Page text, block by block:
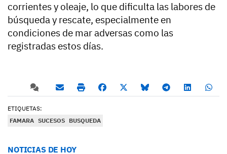
corrientes y oleaje, lo que dificulta las labores de
búsqueda y rescate, especialmente en
condiciones de mar adversas como las
registradas estos días.
ETIQUETAS:
FAMARA SUCESOS BUSQUEDA
NOTICIAS DE HOY